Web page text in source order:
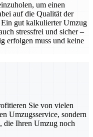
um einen
auf die Qualität der
gut kalkulierter Umzug
stressfrei und sicher –
erfolgen muss und keine
Sie von vielen
Umzugsservice, sondern
die Ihren Umzug noch